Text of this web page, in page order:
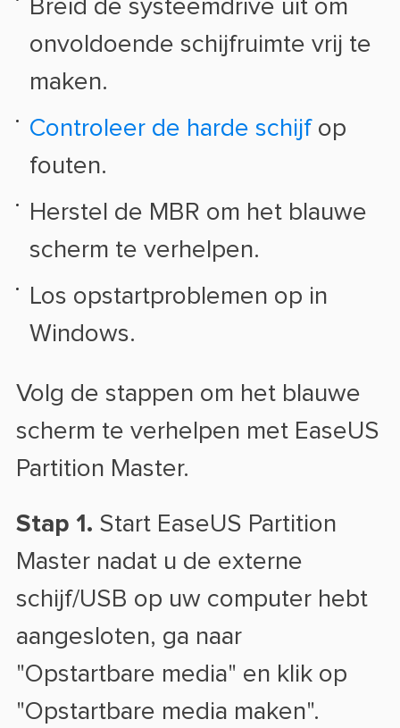
Breid de systeemdrive uit om
onvoldoende schijfruimte vrij te
maken.
Controleer de harde schijfop
fouten.
Herstel de MBR om het blauwe
scherm te verhelpen.
Los opstartproblemen op in
Windows.
Volg de stappen om het blauwe
scherm te verhelpen met EaseUS
Partition Master.
Stap 1. Start EaseUS Partition
Master nadat u de externe
schijf/USB op uw computer hebt
aangesloten, ga naar
"Opstartbare media" en klik op
"Opstartbare media maken".